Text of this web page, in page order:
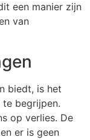
een manier zijn
van
biedt, is het
begrijpen.
op verlies. De
er is geen